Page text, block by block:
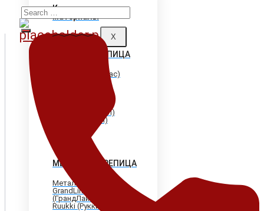
X
Кровельные
материалы
ГИБКАЯ ЧЕРЕПИЦА
Shinglas (Шинглас)
Katepal (Катепал)
Icopal (Икопал)
МЕТАЛЛОЧЕРЕПИЦА
МеталлПрофиль
GrandLine
(ГрандЛайн)
Ruukki (Рукки)
Search
for: